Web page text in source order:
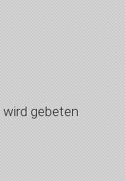
gebeten